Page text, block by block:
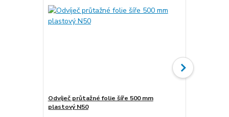
Odvíječ průtažné folie šíře 500 mm
plastový N50